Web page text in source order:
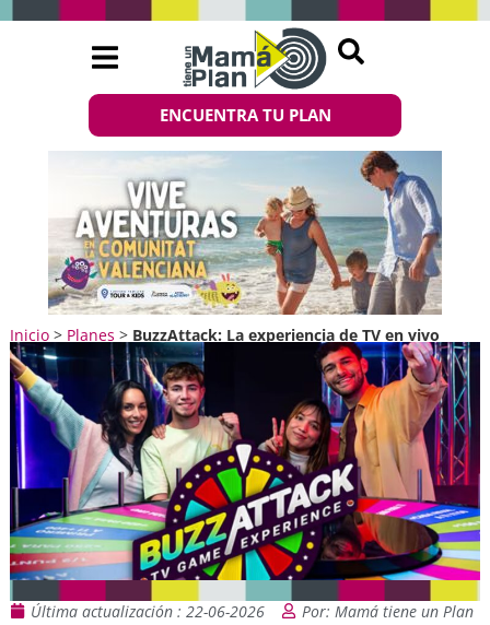
ENCUENTRA TU PLAN
Inicio> Planes > BuzzAttack: La experiencia de TV en vivo
Última actualización : 22-06-2026 Por: Mamá tiene un Plan